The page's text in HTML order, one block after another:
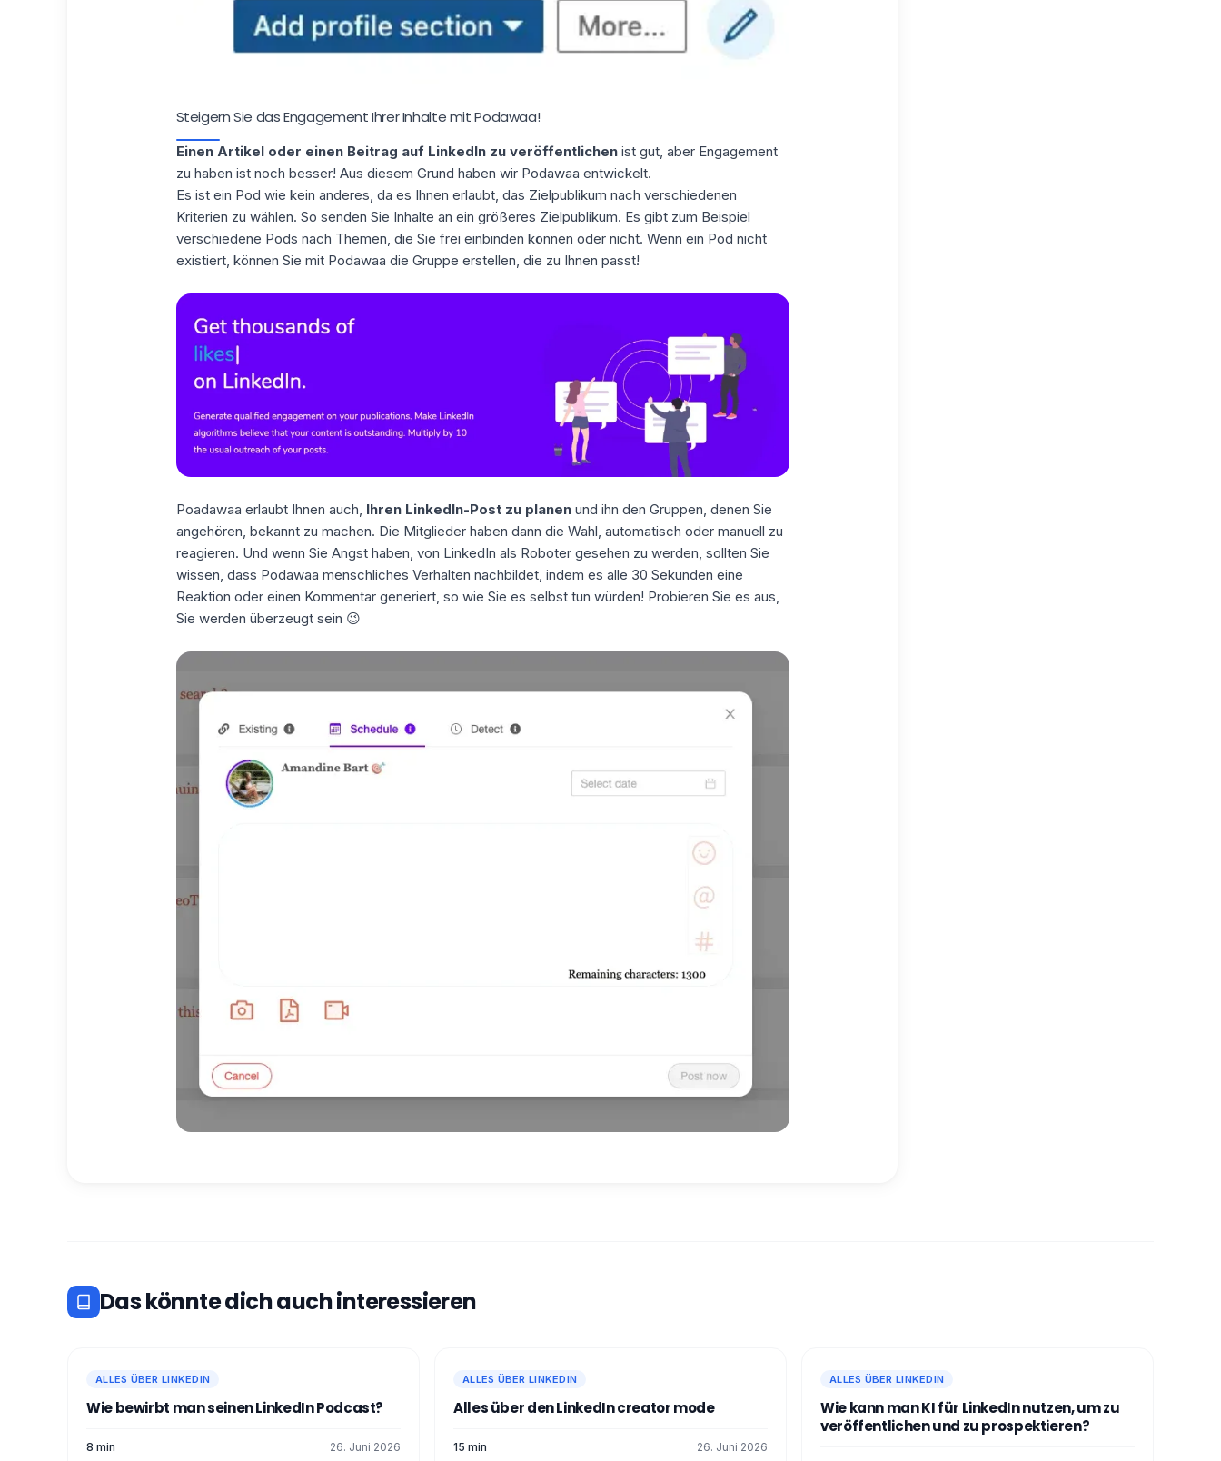
Steigern Sie das Engagement Ihrer Inhalte mit Podawaa!
Einen Artikel oder einen Beitrag auf LinkedIn zu veröffentlichenist gut, aber Engagement
zu haben ist noch besser! Aus diesem Grund haben wir Podawaa entwickelt.
Es ist ein Pod wie kein anderes, da es Ihnen erlaubt, das Zielpublikum nach verschiedenen
Kriterien zu wählen. So senden Sie Inhalte an ein größeres Zielpublikum. Es gibt zum Beispiel
verschiedene Pods nach Themen, die Sie frei einbinden können oder nicht. Wenn ein Pod nicht
existiert, können Sie mit Podawaa die Gruppe erstellen, die zu Ihnen passt!
Poadawaa erlaubt Ihnen auch, Ihren LinkedIn-Post zu planenund ihn den Gruppen, denen Sie
angehören, bekannt zu machen. Die Mitglieder haben dann die Wahl, automatisch oder manuell zu
reagieren. Und wenn Sie Angst haben, von LinkedIn als Roboter gesehen zu werden, sollten Sie
wissen, dass Podawaa menschliches Verhalten nachbildet, indem es alle 30 Sekunden eine
Reaktion oder einen Kommentar generiert, so wie Sie es selbst tun würden! Probieren Sie es aus,
Sie werden überzeugt sein 😉
Das könnte dich auch interessieren
ALLES ÜBER LINKEDIN
Wie bewirbt man seinen LinkedIn Podcast?
8 min 26. Juni 2026
ALLES ÜBER LINKEDIN
Alles über den LinkedIn creator mode
15 min 26. Juni 2026
ALLES ÜBER LINKEDIN
Wie kann man KI für LinkedIn nutzen, um zu
veröffentlichen und zu prospektieren?